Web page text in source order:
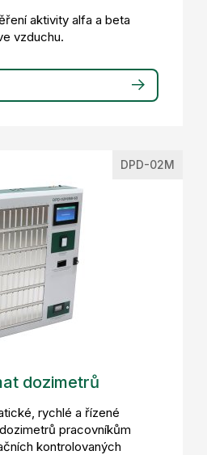
aktivity alfa a beta
vzduchu.
DPD-02M
dozimetrů
rychlé a řízené
pracovníkům
kontrolovaných